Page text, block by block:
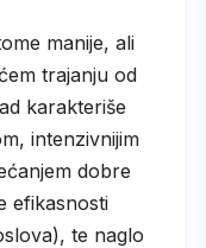
manije, ali
trajanju od
karakteriše
intenzivnijim
dobre
efikasnosti
te naglo